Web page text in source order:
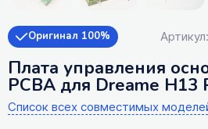
Оригинал 100%
Плата управления
PCBA для Dreame H13
Список всех совместимых